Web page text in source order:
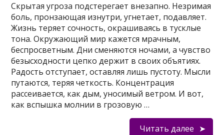
Скрытая угроза подстерегает внезапно. Незримая
боль, пронзающая изнутри, угнетает, подавляет.
Жизнь теряет сочность, окрашиваясь в тусклые
тона. Окружающий мир кажется мрачным,
беспросветным. Дни сменяются ночами, а чувство
безысходности цепко держит в своих объятиях.
Радость отступает, оставляя лишь пустоту. Мысли
путаются, теряя четкость. Концентрация
рассеивается, как дым, уносимый ветром. И вот,
как вспышка молнии в грозовую …
Читать далее